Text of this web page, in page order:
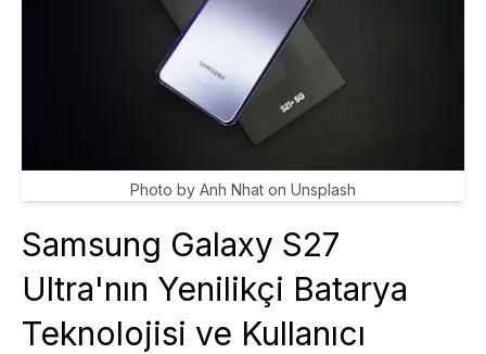
Photo by Anh Nhat on Unsplash
Samsung Galaxy S27
Ultra'nın Yenilikçi Batarya
Teknolojisi ve Kullanıcı